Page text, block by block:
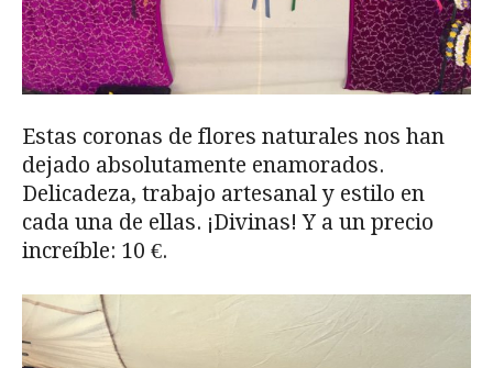
Estas coronas de flores naturales nos han
dejado absolutamente enamorados.
Delicadeza, trabajo artesanal y estilo en
cada una de ellas. ¡Divinas! Y a un precio
increíble: 10 €.